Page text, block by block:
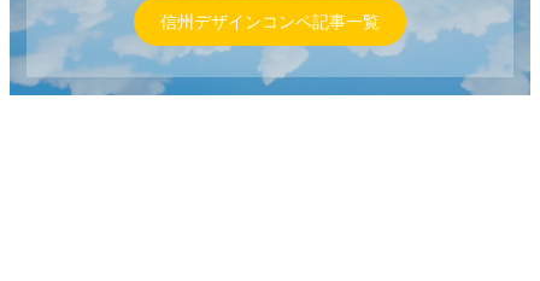
信州デザインコンペ記事一覧